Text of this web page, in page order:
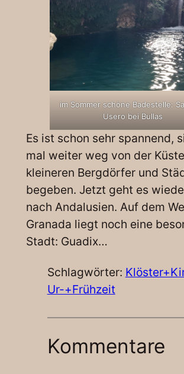
im Sommer schöne Badestelle:
Usero bei Bullas
Es ist schon sehr spannend,
mal weiter weg von der
kleineren Bergdörfer und
begeben. Jetzt geht es
nach Andalusien. Auf dem
Granada liegt noch eine
Stadt: Guadix…
Schlagwörter:
Ur-+Frühzeit
Kommentare